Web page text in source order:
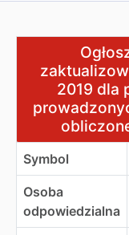
Ogłoszenie o
2019 dla
Symbol
Osoba
odpowiedzialna